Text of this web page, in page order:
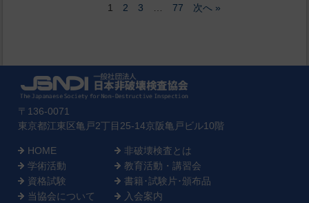
1 2 3 77 次へ »
〒136-0071
東京都江東区亀戸2丁目25-14京阪亀戸ビル10階
HOME
非破壊検査とは
学術活動
教育活動・講習会
資格試験
書籍･試験片･頒布品
当協会について
入会案内